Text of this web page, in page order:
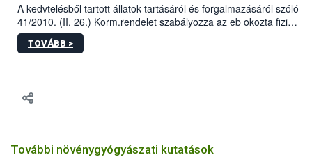
A kedvtelésből tartott állatok tartásáról és forgalmazásáról szóló
41/2010. (II. 26.) Korm.rendelet szabályozza az eb okozta fizikai
sérülés, illetve ennek veszélye keletkezésekor felmerülő
hatósági feladatokat, valamint a veszélyes eb tartását és annak
vonni az ebek viselkedésének megítélésében jártas szakértőt.
TOVÁBB >
További növénygyógyászati kutatások